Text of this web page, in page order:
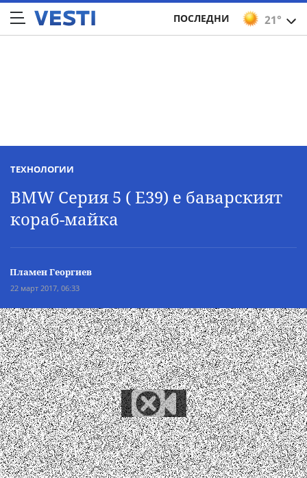
21°
ПОСЛЕДНИ
ТЕХНОЛОГИИ
BMW Серия 5 ( Е39) е баварският
кораб-майка
Пламен Георгиев
22 март 2017, 06:33